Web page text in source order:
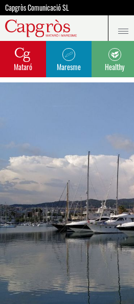
Capgròs Comunicació SL
Mataró Maresme Healthy